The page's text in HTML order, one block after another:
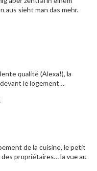
aus sieht man das mehr.
qualité (Alexa!), la
le logement…
de la cuisine, le petit
propriétaires… la vue au